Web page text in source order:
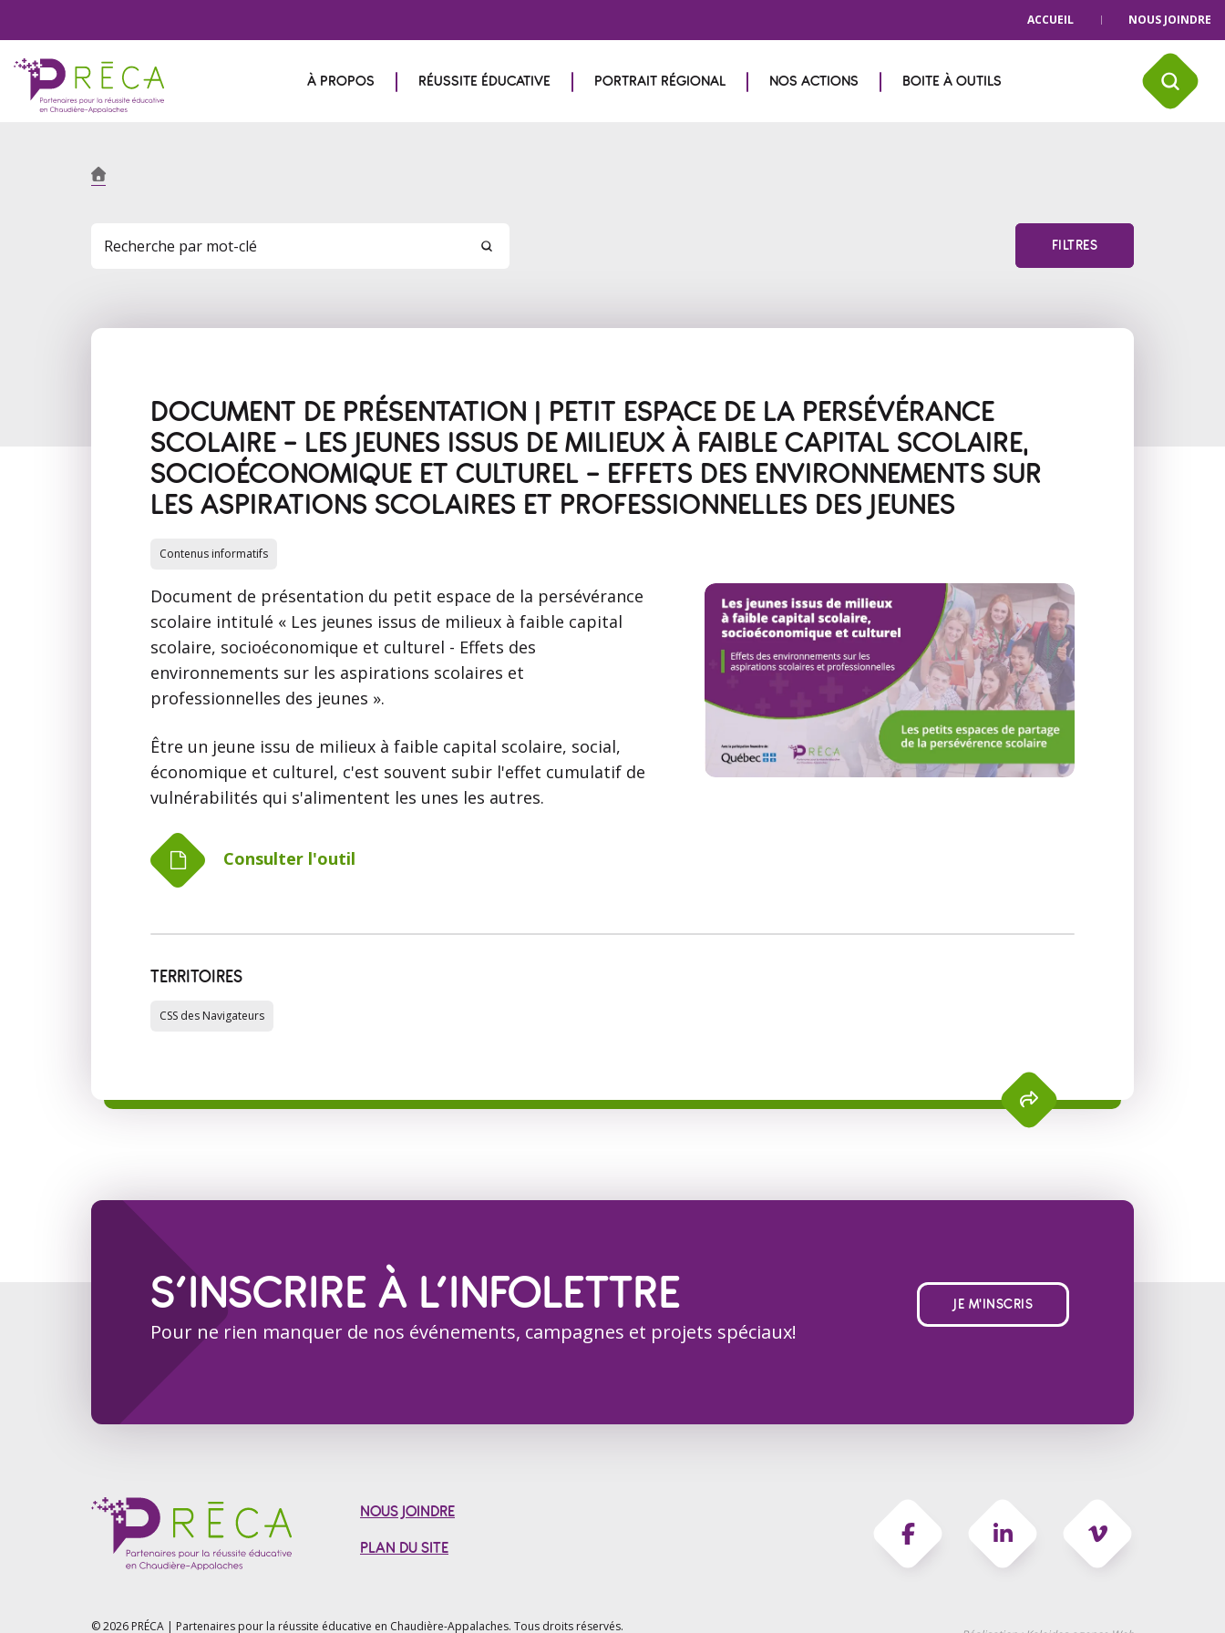
ACCUEIL NOUS JOINDRE
À PROPOS RÉUSSITE ÉDUCATIVE PORTRAIT RÉGIONAL NOS ACTIONS BOITE À OUTILS
FILTRES
DOCUMENT DE PRÉSENTATION | PETIT ESPACE DE LA PERSÉVÉRANCE
SCOLAIRE - LES JEUNES ISSUS DE MILIEUX À FAIBLE CAPITAL SCOLAIRE,
SOCIOÉCONOMIQUE ET CULTUREL - EFFETS DES ENVIRONNEMENTS SUR
LES ASPIRATIONS SCOLAIRES ET PROFESSIONNELLES DES JEUNES
Contenus informatifs
Document de présentation du petit espace de la persévérance
scolaire intitulé « Les jeunes issus de milieux à faible capital
scolaire, socioéconomique et culturel - Effets des
environnements sur les aspirations scolaires et
professionnelles des jeunes ».
Être un jeune issu de milieux à faible capital scolaire, social,
économique et culturel, c'est souvent subir l'effet cumulatif de
vulnérabilités qui s'alimentent les unes les autres.
Consulter l'outil
TERRITOIRES
CSS des Navigateurs
S’INSCRIRE À L’INFOLETTRE
Pour ne rien manquer de nos événements, campagnes et projets spéciaux!
JE M'INSCRIS
NOUS JOINDRE
PLAN DU SITE
© 2026 PRÉCA | Partenaires pour la réussite éducative en Chaudière-Appalaches. Tous droits réservés.